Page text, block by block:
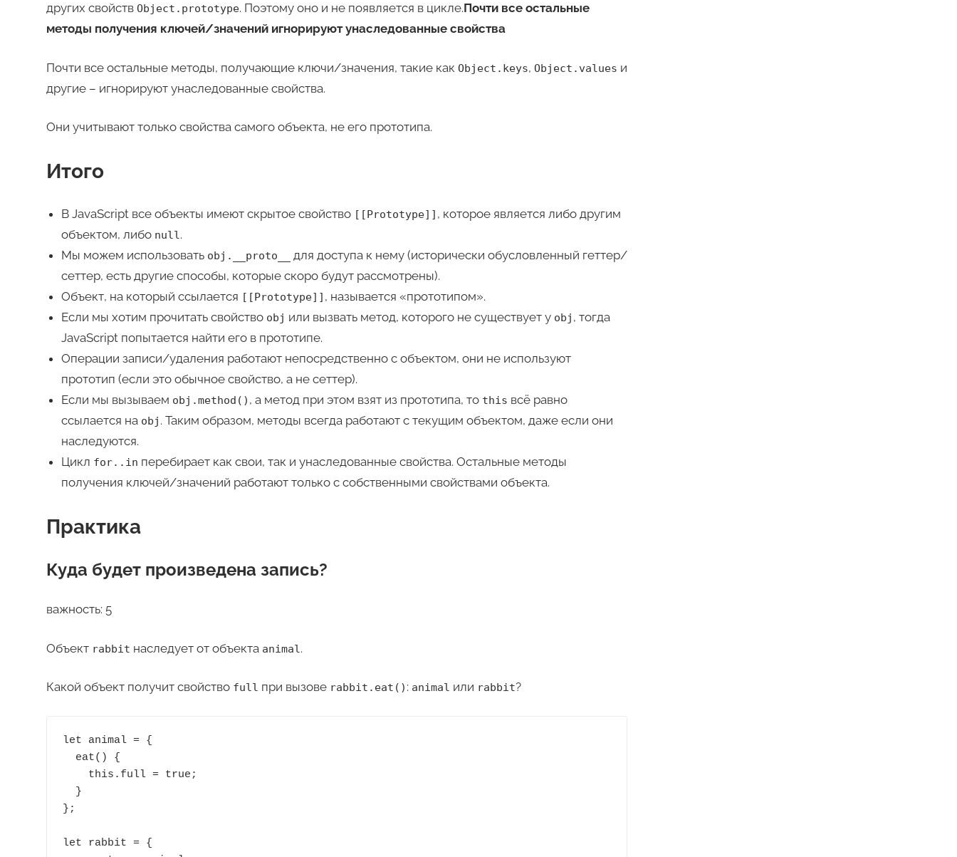
других свойств Object.prototype. Поэтому оно и не появляется в цикле.Почти все остальные
методы получения ключей/значений игнорируют унаследованные свойства
Почти все остальные методы, получающие ключи/значения, такие как Object.keys, Object.values и
другие – игнорируют унаследованные свойства.
Они учитывают только свойства самого объекта, не его прототипа.
Итого
В JavaScript все объекты имеют скрытое свойство [[Prototype]] , которое является либо другим
объектом, либо null.
Мы можем использовать obj.__proto__
для доступа к нему (исторически обусловленный геттер/
сеттер, есть другие способы, которые скоро будут рассмотрены).
Объект, на который ссылается [[Prototype]] , называется «прототипом».
Если мы хотим прочитать свойство obj или вызвать метод, которого не существует у obj , тогда
JavaScript попытается найти его в прототипе.
Операции записи/удаления работают непосредственно с объектом, они не используют
прототип (если это обычное свойство, а не сеттер).
Если мы вызываем obj.method() , а метод при этом взят из прототипа, то this всё равно
ссылается на obj . Таким образом, методы всегда работают с текущим объектом, даже если они
наследуются.
Цикл for..in перебирает как свои, так и унаследованные свойства. Остальные методы
получения ключей/значений работают только с собственными свойствами объекта.
Практика
Куда будет произведена запись?
важность: 5
Объект rabbit наследует от объекта animal.
Какой объект получит свойство full при вызове rabbit.eat() : animal или rabbit?
let animal = {
};
let rabbit = {